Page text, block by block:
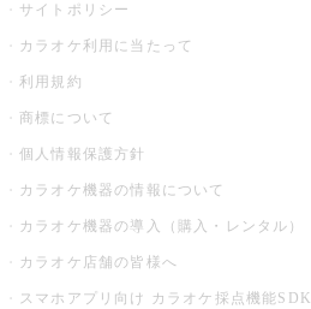
サイトポリシー
カラオケ利用に当たって
利用規約
商標について
個人情報保護方針
カラオケ機器の情報について
カラオケ機器の導入（購入・レンタル）
カラオケ店舗の皆様へ
スマホアプリ向け カラオケ採点機能SDK